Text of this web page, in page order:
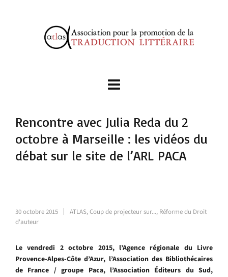
Rencontre avec Julia Reda du 2
octobre à Marseille : les vidéos du
débat sur le site de l’ARL PACA
30 octobre 2015 ATLAS,Coup de projecteur sur..., Réforme du Droit
d'auteur
Le vendredi 2 octobre 2015, l’Agence régionale du Livre
Provence-Alpes-Côte d’Azur, l’Association des Bibliothécaires
de France / groupe Paca, l’Association Éditeurs du Sud,